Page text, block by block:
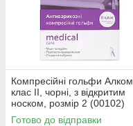
Компресійні гольфи Алком,
клас II, чорні, з відкритим
носком, розмір 2 (00102)
Готово до відправки